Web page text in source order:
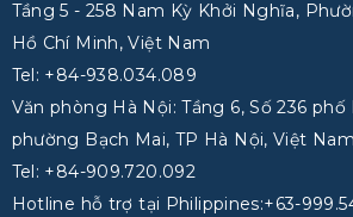
Tầng 5 - 258 Nam Kỳ Khởi Nghĩa,
Hồ Chí Minh, Việt Nam
Tel: +84-938.034.089
Văn phòng Hà Nội: Tầng 6, Số 236
phường Bạch Mai, TP Hà Nội, Việt Nam
Tel: +84-909.720.092
Hotline hỗ trợ tại Philippines:+63-